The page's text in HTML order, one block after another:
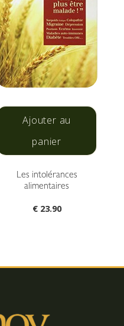
Ajouter au
panier
Les intolérances
alimentaires
€23.90